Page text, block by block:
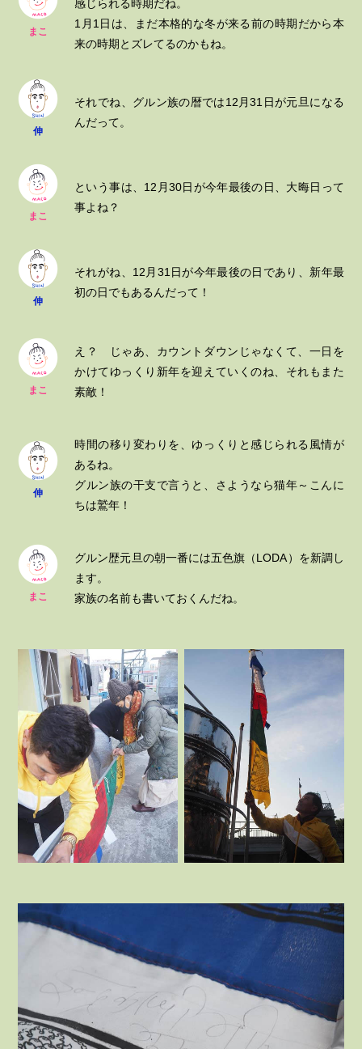
まこ
感じられる時期だね。
1月1日は、まだ本格的な冬が来る前の時期だから本
来の時期とズレてるのかもね。
伸
それでね、グルン族の暦では12月31日が元旦になる
んだって。
まこ
という事は、12月30日が今年最後の日、大晦日って
事よね？
伸
それがね、12月31日が今年最後の日であり、新年最
初の日でもあるんだって！
まこ
え？ じゃあ、カウントダウンじゃなくて、一日を
かけてゆっくり新年を迎えていくのね、それもまた
素敵！
伸
時間の移り変わりを、ゆっくりと感じられる風情が
あるね。
グルン族の干支で言うと、さようなら猫年～こんに
ちは鷲年！
まこ
グルン歴元旦の朝一番には五色旗（LODA）を新調し
ます。
家族の名前も書いておくんだね。